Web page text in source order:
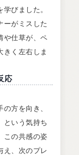
びました。
ーがミスした
や仕草が、ペ
きく左右しま
応
方を向き、
という気持ち
この共感の姿
え、次のプレ